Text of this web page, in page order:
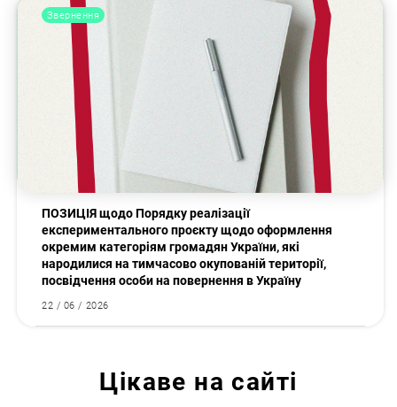
Звернення
ПОЗИЦІЯ щодо Порядку реалізації
експериментального проєкту щодо оформлення
окремим категоріям громадян України, які
народилися на тимчасово окупованій території,
посвідчення особи на повернення в Україну
22 / 06 / 2026
Цікаве на сайті